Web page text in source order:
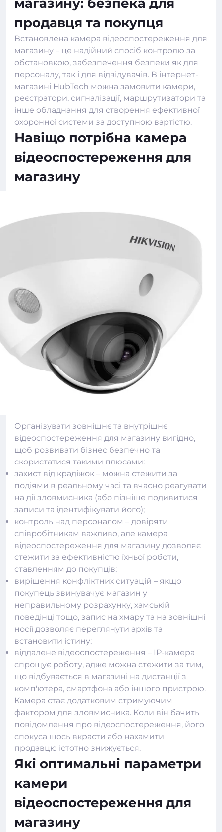
магазину: безпека для
продавця та покупця
Встановлена ​​камера відеоспостереження для
магазину – це надійний спосіб контролю за
обстановкою, забезпечення безпеки як для
персоналу, так і для відвідувачів. В інтернет-
магазині HubTech можна замовити камери,
реєстратори, сигналізації, маршрутизатори та
інше обладнання для створення ефективної
охоронної системи за доступною вартістю.
Навіщо потрібна камера
відеоспостереження для
магазину
Організувати зовнішнє та внутрішнє
відеоспостереження для магазину вигідно,
щоб розвивати бізнес безпечно та
скористатися такими плюсами:
захист від крадіжок – можна стежити за
подіями в реальному часі та вчасно реагувати
на дії зловмисника (або пізніше подивитися
записи та ідентифікувати його);
контроль над персоналом – довіряти
співробітникам важливо, але камера
відеоспостереження для магазину дозволяє
стежити за ефективністю їхньої роботи,
ставленням до покупців;
вирішення конфліктних ситуацій – якщо
покупець звинувачує магазин у
неправильному розрахунку, хамській
поведінці тощо, запис на хмару та на зовнішні
носії дозволяє переглянути архів та
встановити істину;
віддалене відеоспостереження – IP-камера
спрощує роботу, адже можна стежити за тим,
що відбувається в магазині на дистанції з
комп'ютера, смартфона або іншого пристрою.
Камера стає додатковим стримуючим
фактором для зловмисника. Коли він бачить
повідомлення про відеоспостереження, його
спокуса щось вкрасти або нахамити
продавцю істотно знижується.
Які оптимальні параметри
камери
відеоспостереження для
магазину